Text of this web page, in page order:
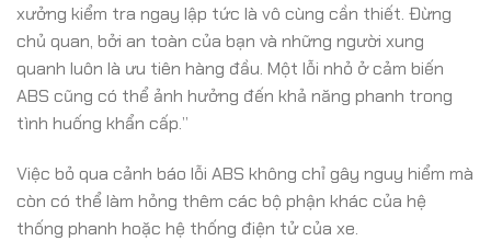
xưởng kiểm tra ngay lập tức là vô cùng cần thiết. Đừng
chủ quan, bởi an toàn của bạn và những người xung
quanh luôn là ưu tiên hàng đầu. Một lỗi nhỏ ở cảm biến
ABS cũng có thể ảnh hưởng đến khả năng phanh trong
tình huống khẩn cấp.”
Việc bỏ qua cảnh báo lỗi ABS không chỉ gây nguy hiểm mà
còn có thể làm hỏng thêm các bộ phận khác của hệ
thống phanh hoặc hệ thống điện tử của xe.